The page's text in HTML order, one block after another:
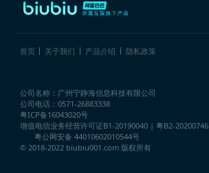
首页 关于我们 产品介绍 隐私政策
公司名称：广州宁静海信息科技有限公司
公司电话：0571-26883338
粤ICP备16043020号
增值电信业务经营许可证B1-20190040 | 粤B2-20200746
粤公网安备 44010602010544号
© 2018-2022 biubiu001.com 版权所有